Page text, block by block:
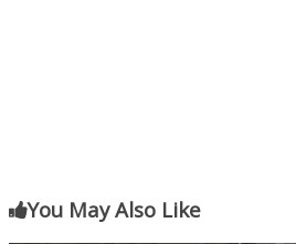
You May Also Like